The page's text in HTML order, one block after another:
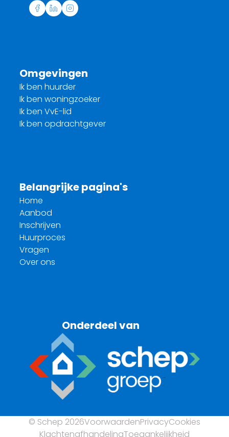
Omgevingen
Ik ben huurder
Ik ben woningzoeker
Ik ben VvE-lid
Ik ben opdrachtgever
Belangrijke pagina's
Home
Aanbod
Inschrijven
Huurproces
Vragen
Over ons
Onderdeel van
© Schep 2026VoorwaardenPrivacyCookies
KlachtenafhandelingToegankelijkheid